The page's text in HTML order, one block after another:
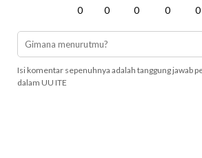
0 0 0 0 0
Isi komentar sepenuhnya adalah tanggung jawab
dalam UU ITE